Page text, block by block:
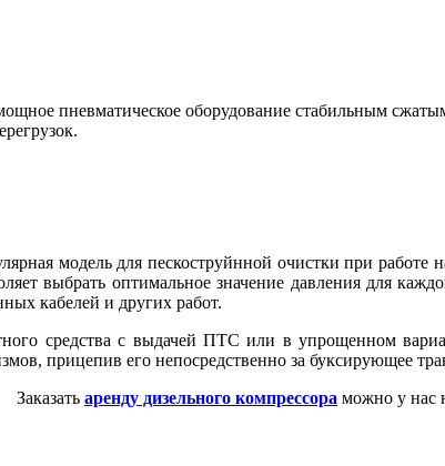
пневматическое оборудование стабильным
модель для пескоструйнной очистки при
выбрать оптимальное значение давления для
кабелей и других работ.
средства с выдачей ПТС или в упрощенном
прицепив его непосредственно за буксирующее
Заказать аренду дизельного компрессора можно у нас